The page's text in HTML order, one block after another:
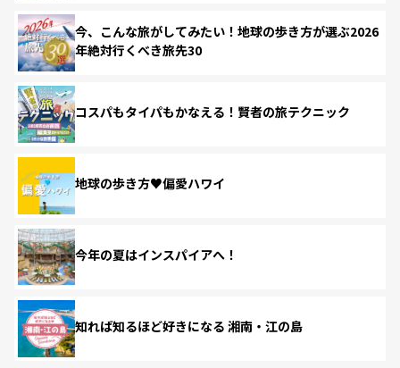
今、こんな旅がしてみたい！地球の歩き方が選ぶ2026
年絶対行くべき旅先30
コスパもタイパもかなえる！賢者の旅テクニック
地球の歩き方♥偏愛ハワイ
今年の夏はインスパイアへ！
知れば知るほど好きになる 湘南・江の島